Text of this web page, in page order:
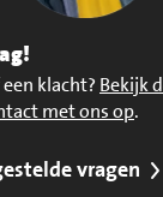
klacht? Bekijk
met ons op.
vragen